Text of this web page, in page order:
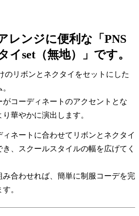
レンジに便利な「PNS
イset（無地）」です。
のリボンとネクタイをセットにした
コーディネートのアクセントとな
華やかに演出します。
ネートに合わせてリボンとネクタイ
、スクールスタイルの幅を広げてく
み合わせれば、簡単に制服コーデを完
。